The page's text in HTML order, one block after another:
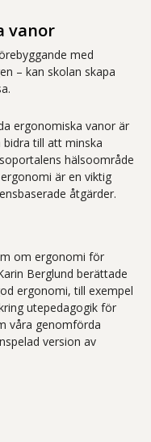
vanor
med
– kan skolan skapa
ergonomiska vanor är
till att minska
hälsoområde
är en viktig
åtgärder.
om ergonomi för
Berglund berättade
ergonomi, till exempel
utepedagogik för
våra genomförda
version av